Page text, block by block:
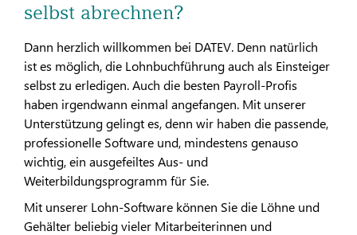
selbst abrechnen?
Dann herzlich willkommen bei DATEV. Denn natürlich
ist es möglich, die Lohnbuchführung auch als Einsteiger
selbst zu erledigen. Auch die besten Payroll-Profis
haben irgendwann einmal angefangen. Mit unserer
Unterstützung gelingt es, denn wir haben die passende,
professionelle Software und, mindestens genauso
wichtig, ein ausgefeiltes Aus- und
Weiterbildungsprogramm für Sie.
Mit unserer Lohn-Software können Sie die Löhne und
Gehälter beliebig vieler Mitarbeiterinnen und